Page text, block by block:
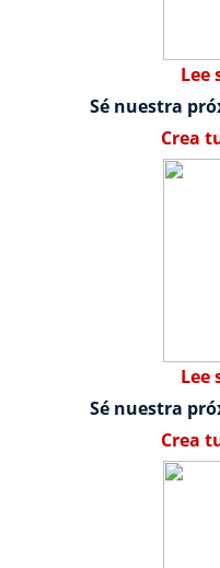
Lee
Sé nuestra
Crea
Lee
Sé nuestra
Crea